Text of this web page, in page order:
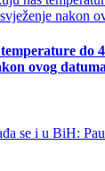
do
ovog datuma